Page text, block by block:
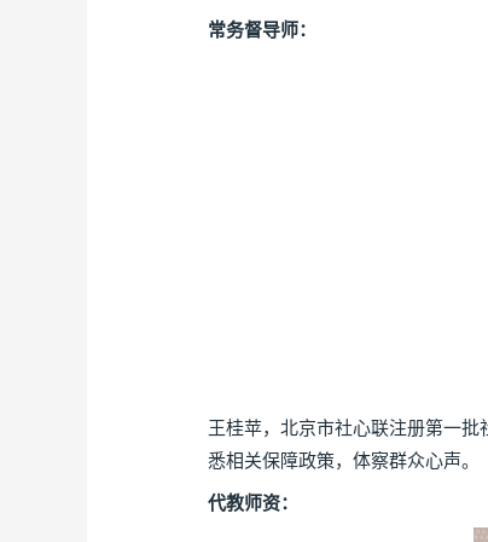
常务督导师：
王桂苹，北京市社心联注册第一
悉相关保障政策，体察群众心声。
代教师资：